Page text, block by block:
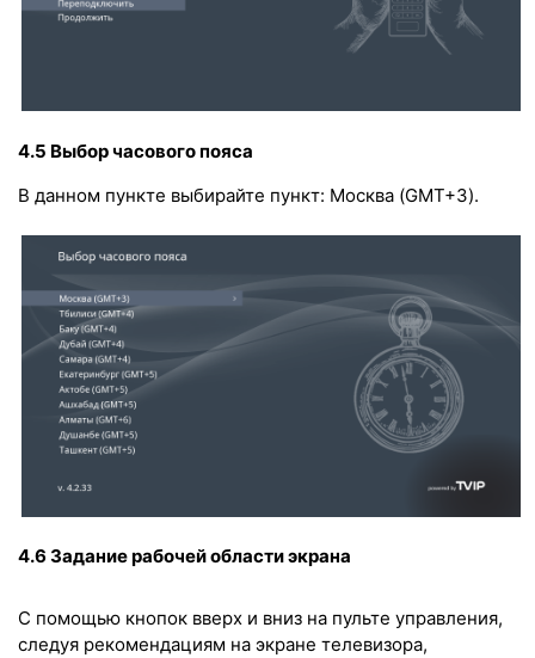
4.5 Выбор часового пояса
В данном пункте выбирайте пункт: Москва (GMT+3).
4.6 Задание рабочей области экрана
С помощью кнопок вверх и вниз на пульте управления,
следуя рекомендациям на экране телевизора,